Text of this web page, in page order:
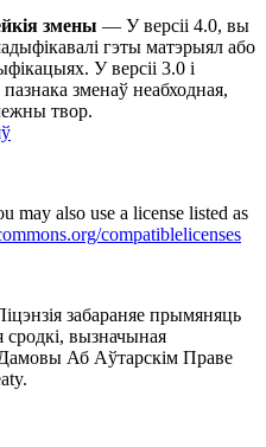
змены — У версіі 4.0, вы
гэты матэрыял або
У версіі 3.0 і
зменаў неабходная,
твор.
may also use a license listed as
compatiblelicenses
забараняе прымяняць
вызначыная
Аб Аўтарскім Праве